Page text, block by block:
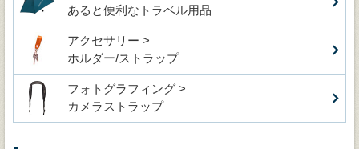
あると便利なトラベル用品
アクセサリー >
ホルダー/ストラップ
フォトグラフィング >
カメラストラップ